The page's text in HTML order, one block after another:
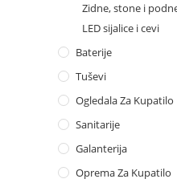
Zidne, stone i
LED sijalice i cevi
Baterije
Tuševi
Ogledala Za Kupatilo
Sanitarije
Galanterija
Oprema Za Kupatilo